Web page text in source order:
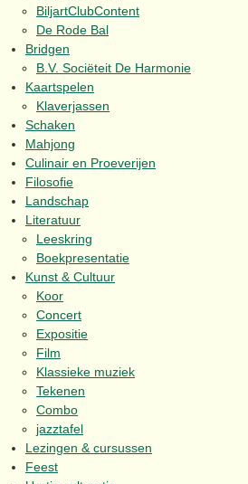
BiljartClubContent
De Rode Bal
Bridgen
B.V. Sociëteit De Harmonie
Kaartspelen
Klaverjassen
Schaken
Mahjong
Culinair en Proeverijen
Filosofie
Landschap
Literatuur
Leeskring
Boekpresentatie
Kunst & Cultuur
Koor
Concert
Expositie
Film
Klassieke muziek
Tekenen
Combo
jazztafel
Lezingen & cursussen
Feest